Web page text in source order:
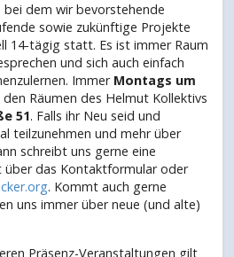
bei dem wir bevorstehende
sowie zukünftige Projekte
14-tägig statt. Es ist immer Raum
und sich auch einfach
Immer Montags um
Räumen des Helmut Kollektivs
51. Falls ihr Neu seid und
teilzunehmen und mehr über
schreibt uns gerne eine
über das Kontaktformular oder
. Kommt auch gerne
uns immer über neue (und alte)
Präsenz-Veranstaltungen gilt